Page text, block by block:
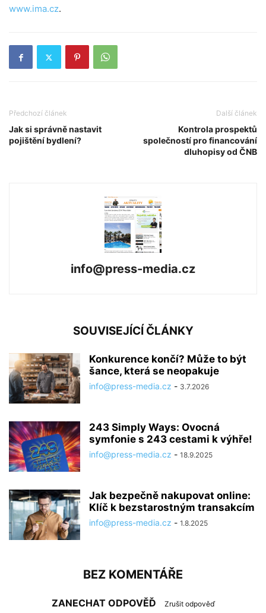
www.ima.cz.
Předchozí článek
Jak si správně nastavit
pojištění bydlení?
Další článek
Kontrola prospektů
společností pro financování
dluhopisy od ČNB
info@press-media.cz
SOUVISEJÍCÍ ČLÁNKY
Konkurence končí? Může to být
šance, která se neopakuje
info@press-media.cz - 3.7.2026
243 Simply Ways: Ovocná
symfonie s 243 cestami k výhře!
info@press-media.cz - 18.9.2025
Jak bezpečně nakupovat online:
Klíč k bezstarostným transakcím
info@press-media.cz - 1.8.2025
BEZ KOMENTÁŘE
ZANECHAT ODPOVĚĎ Zrušit odpověď